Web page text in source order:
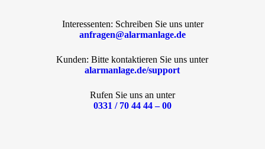
Interessenten: Schreiben Sie uns unter
anfragen@alarmanlage.de
Kunden: Bitte kontaktieren Sie uns unter
alarmanlage.de/support
Rufen Sie uns an unter
0331 / 70 44 44 – 00